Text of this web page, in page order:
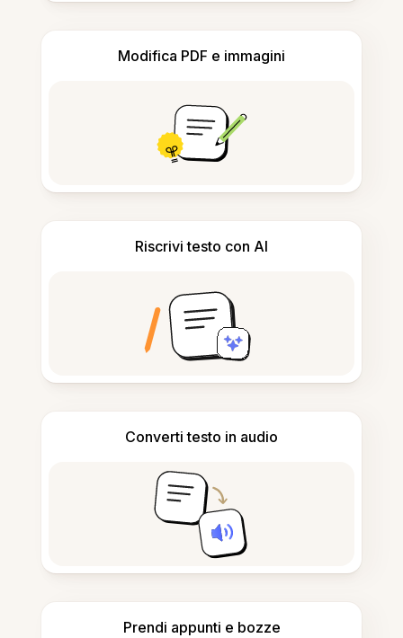
Modifica PDF e immagini
Riscrivi testo con AI
Converti testo in audio
Prendi appunti e bozze